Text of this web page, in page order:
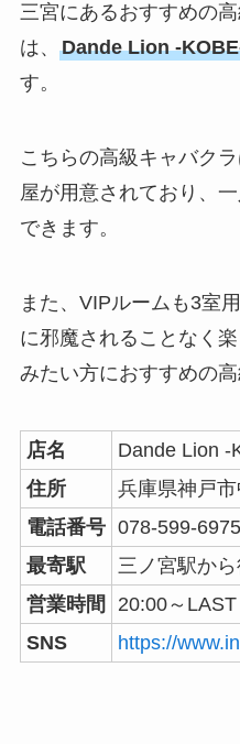
三宮にあるおすすめの
は、 Dande Lion -
す。
こちらの高級キャバク
屋が用意されており、
できます。
また、VIPルームも3室
に邪魔されることなく
みたい方におすすめの高
店名
Dande Lion -
住所
兵庫県神戸
電話番号 078-599-6975
最寄駅
三ノ宮駅か
営業時間
20:00～LAST
SNS
https://